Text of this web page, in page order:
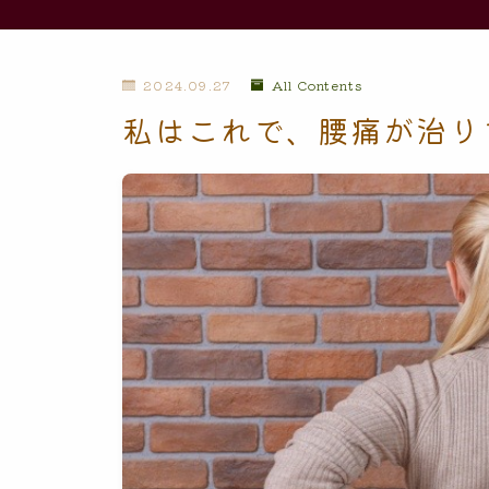
2024.09.27 All Contents
私はこれで、腰痛が治